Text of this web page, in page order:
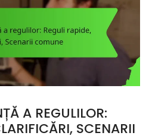
A REGULILOR:
SCENARII